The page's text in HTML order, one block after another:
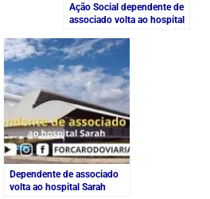
Ação Social dependente de
associado volta ao hospital
Dependente de associado
volta ao hospital Sarah